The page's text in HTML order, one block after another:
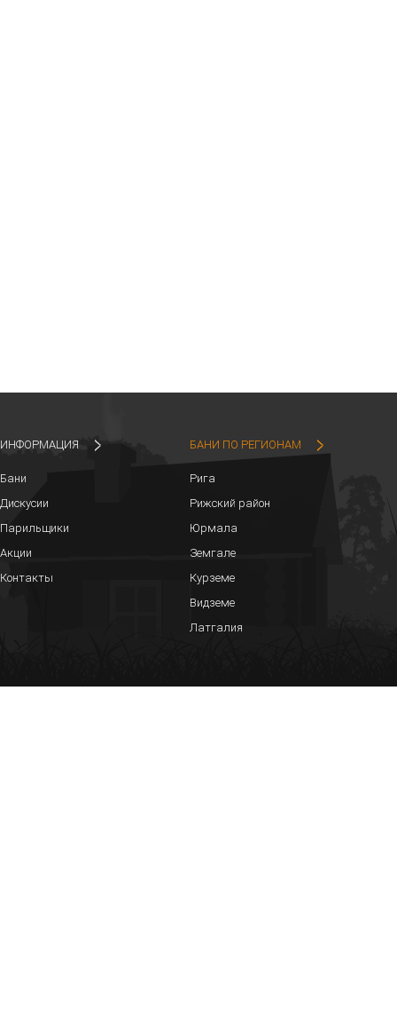
ИНФОРМАЦИЯ
Бани
Дискусии
Парильщики
Акции
Контакты
БАНИ ПО РЕГИОНАМ
Рига
Рижский район
Юрмала
Земгале
Курземе
Видземе
Латгалия